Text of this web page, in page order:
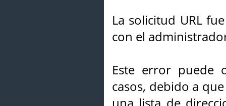
La solicitud URL
con el
Este error puede
casos, debido a
una lista de